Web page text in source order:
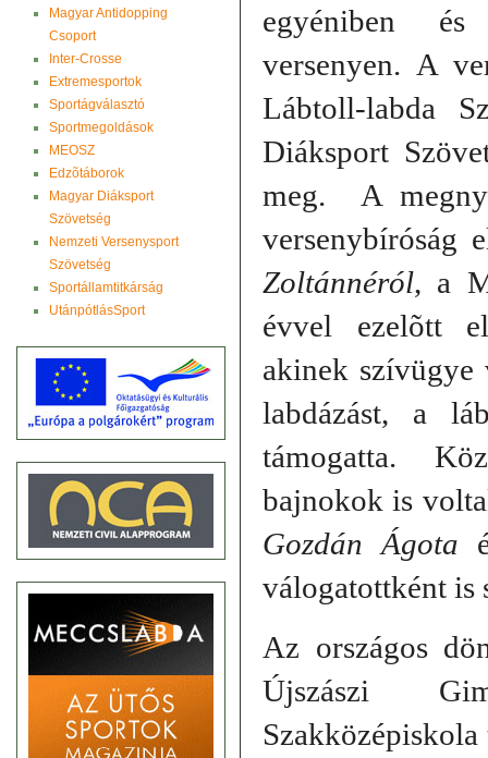
Magyar Antidopping
Csoport
Inter-Crosse
Extremesportok
Sportágválasztó
Sportmegoldások
MEOSZ
Edzõtáborok
Magyar Diáksport
Szövetség
Nemzeti Versenysport
Szövetség
Sportállamtitkárság
UtánpótlásSport
egyéniben és
versenyen. A
Lábtoll-labda
Diáksport
meg. A
versenybíróság
Zoltánnéról, a
évvel ezelõtt
akinek
labdázást, a
támogatta.
bajnokok is
Gozdán Ágota
válogatottként is
Az országos
Újszászi